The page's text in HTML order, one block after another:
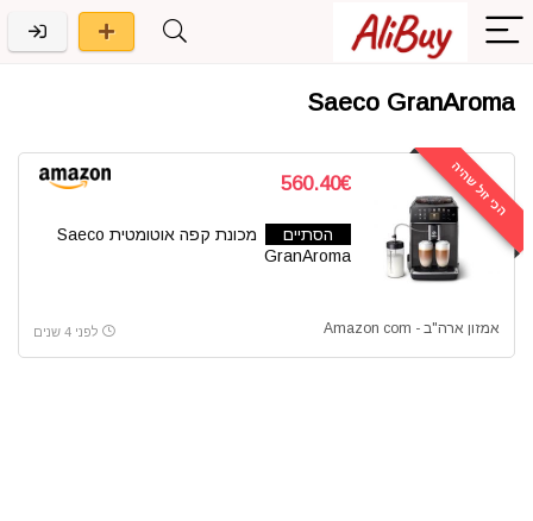
Saeco GranAroma
הכי זול שהיה 560.40€
הסתיים
מכונת קפה אוטומטית Saeco
GranAroma
אמזון ארה"ב - Amazon com לפני 4 שנים